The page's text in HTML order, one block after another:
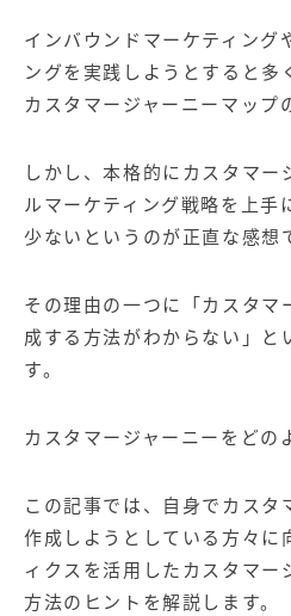
ボード
マーケティングサービスの製品
ア
マーケティングサービス
【IT企業向け】マーケティン
サービス
Web広告サービス
集客Web広告パッケージ
商圏ねらいうちパッケージ
インバウンドマーケティング
ングを実践しようとすると多
カスタマージャーニーマップ
しかし、本格的にカスタマー
ルマーケティング戦略を上手
少ないというのが正直な感想
その理由の一つに「カスタマ
成する方法がわからない」と
す。
カスタマージャーニーをどの
この記事では、自身でカスタ
作成しようとしている方々
ィクスを活用したカスタマー
方法のヒントを解説します。